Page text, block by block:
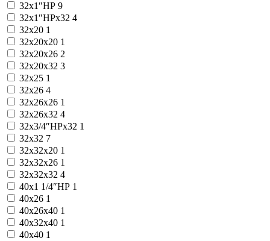
32x1″НР 9
32x1″НРx32 4
32x20 1
32x20x20 1
32x20x26 2
32x20x32 3
32x25 1
32x26 4
32x26x26 1
32x26x32 4
32x3/4″НРx32 1
32x32 7
32x32x20 1
32x32x26 1
32x32x32 4
40x1 1/4″НР 1
40x26 1
40x26x40 1
40x32x40 1
40x40 1